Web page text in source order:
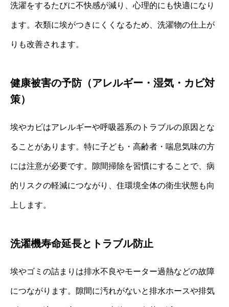
洗濯をするたびに不快感が減り、心理的にも快適になり
ます。衣類に埃がつきにくくなるため、洗濯物の仕上が
りも改善されます。
健康被害の予防（アレルギー・湿気・カビ対
策）
埃やカビはアレルギーや呼吸器系のトラブルの原因とな
ることがあります。特に子ども・高齢者・喘息気味の方
には注意が必要です。隙間掃除を習慣にすることで、病
的リスクの軽減につながり、住環境全体の衛生状態も向
上します。
洗濯機寿命延長とトラブル防止
埃やゴミの詰まりは排水不良やモーター過熱などの故障
につながります。隙間に汚れがないと排水ホースや排気